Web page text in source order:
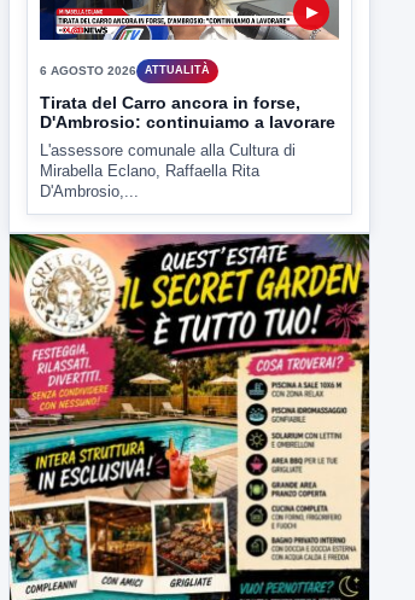
Tirata del Carro ancora in forse,
D'Ambrosio: continuiamo a lavorare
L'assessore comunale alla Cultura di
Mirabella Eclano, Raffaella Rita
D'Ambrosio,...